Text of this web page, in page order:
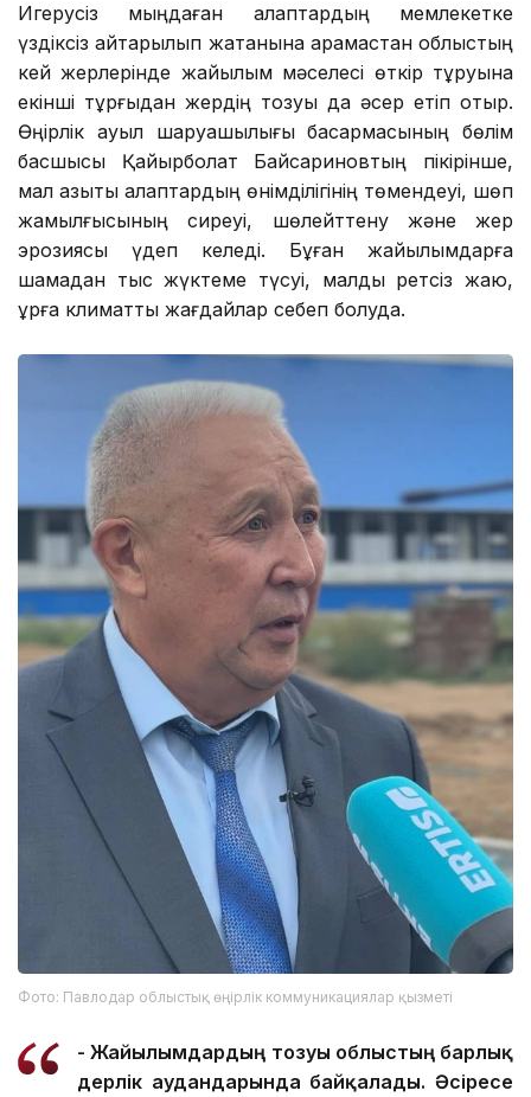
Игерусіз мыңдаған алқаптардың мемлекетке
үздіксіз қайтарылып жатқанына қарамастан облыстың
кей жерлерінде жайылым мәселесі өткір тұруына
екінші тұрғыдан жердің тозуы да әсер етіп отыр.
Өңірлік ауыл шаруашылығы басқармасының бөлім
басшысы Қайырболат Байсариновтың пікірінше,
мал азықтық алқаптардың өнімділігінің төмендеуі, шөп
жамылғысының сиреуі, шөлейттену және жер
эрозиясы үдеп келеді. Бұған жайылымдарға
шамадан тыс жүктеме түсуі, малды ретсіз жаю,
құрғақ климаттық жағдайлар себеп болуда.
Фото: Павлодар облыстық өңірлік коммуникациялар қызметі
- Жайылымдардың тозуы облыстың барлық
дерлік аудандарында байқалады. Әсіресе